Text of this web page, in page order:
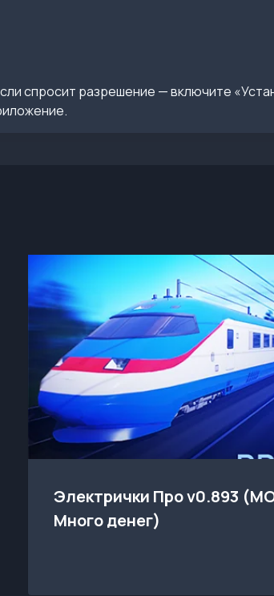
спросит разрешение — включите
Электрички Про v0.893
Много денег)